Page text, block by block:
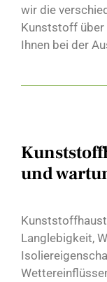
wir die
Kunststoff über
Ihnen bei der
und
Langlebigkeit,